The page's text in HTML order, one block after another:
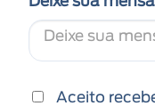
Aceito